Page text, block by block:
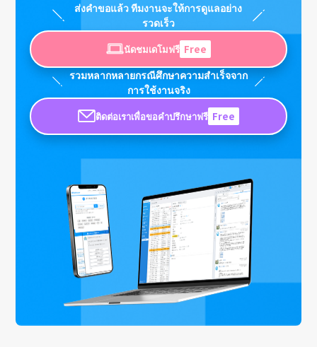
ส่งคำขอแล้ว ทีมงานจะให้การดูแลอย่าง
รวดเร็ว
นัดชมเดโมฟรี Free
รวมหลากหลายกรณีศึกษาความสำเร็จจาก
การใช้งานจริง
ติดต่อเราเพื่อขอคำปรึกษาฟรี Free